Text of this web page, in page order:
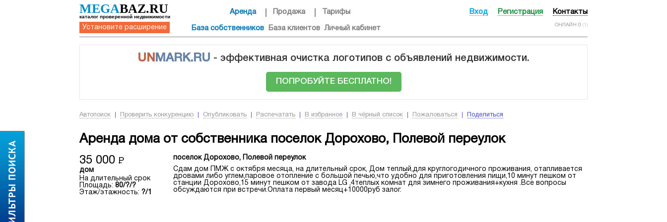
MEGABAZ.RU
каталог проверенной недвижимости
Установите расширение
Аренда Продажа Тарифы
База собственников База клиентов Личный кабинет
Контакты
Регистрация
Вход
ОНЛАЙН 0 (1)
UN MARK.RU - эффективная очистка логотипов с объявлений недвижимости.
ПОПРОБУЙТЕ БЕСПЛАТНО!
Автопоиск Проверить конкуренцию Опубликовать Распечатать В избранное В чёрный список Пожаловаться Поделиться
Аренда дома от собственника поселок Дорохово, Полевой переулок
35 000 Р
дом
На длительный срок
Площадь: 80/?/?
Этаж/этажность: ?/1
поселок Дорохово, Полевой переулок
Сдам дом ПМЖ с октября месяца, на длительный срок, Дом теплый,для круглогодичного проживания, отапливается
дровами либо углем,паровое отопление с большой печью,что удобно для приготовления пищи,10 минут пешком от
станции Дорохово,15 минут пешком от завода LG ,4теплых комнат для зимнего проживания+кухня .Все вопросы
обсуждаются при встречи.Оплата первый месяц+10000руб залог.